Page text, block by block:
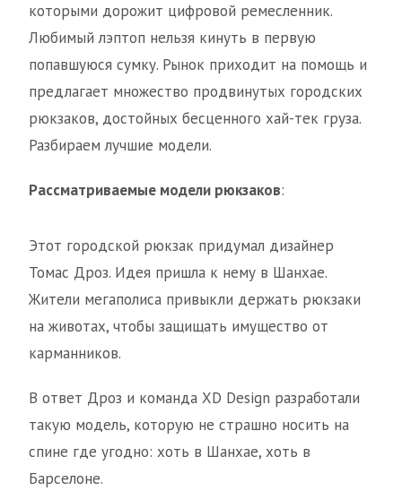
которыми дорожит цифровой ремесленник.
Любимый лэптоп нельзя кинуть в первую
попавшуюся сумку. Рынок приходит на помощь и
предлагает множество продвинутых городских
рюкзаков, достойных бесценного хай-тек груза.
Разбираем лучшие модели.
Рассматриваемые модели рюкзаков:
Этот городской рюкзак придумал дизайнер
Томас Дроз. Идея пришла к нему в Шанхае.
Жители мегаполиса привыкли держать рюкзаки
на животах, чтобы защищать имущество от
карманников.
В ответ Дроз и команда XD Design разработали
такую модель, которую не страшно носить на
спине где угодно: хоть в Шанхае, хоть в
Барселоне.